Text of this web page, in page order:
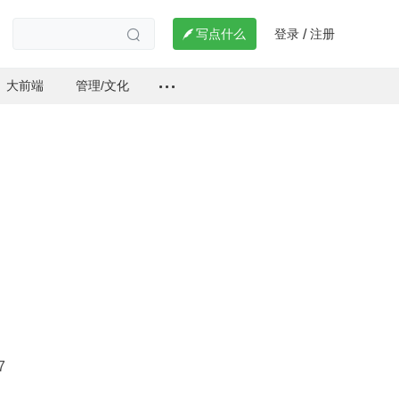
  写点什么 登录 / 注册
大前端 管理/文化